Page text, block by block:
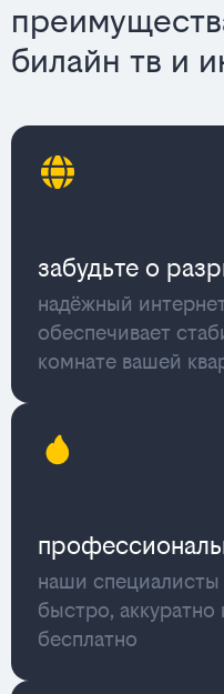
билайн тв и
забудьте о
надёжный
обеспечивает
комнате вашей
наши специалисты
быстро,
бесплатно